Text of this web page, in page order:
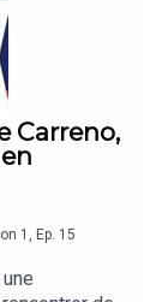
Carreno,
1 , Ep. 15